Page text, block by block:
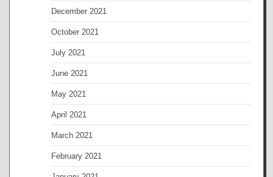
December 2021
October 2021
July 2021
June 2021
May 2021
April 2021
March 2021
February 2021